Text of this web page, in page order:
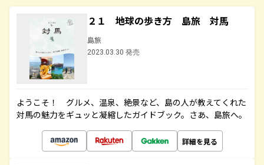
２１ 地球の歩き方 島旅 対馬
島旅
2023.03.30 発売
ようこそ！ グルメ、温泉、絶景など、島の人が教えてくれた
対馬の魅力をギュッと凝縮したガイドブック。さあ、島旅へ。
詳細を見る